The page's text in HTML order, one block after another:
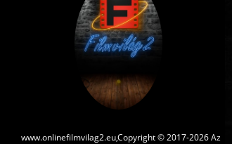
www.onlinefilmvilag2.eu,Copyright © 2017-2026 Az